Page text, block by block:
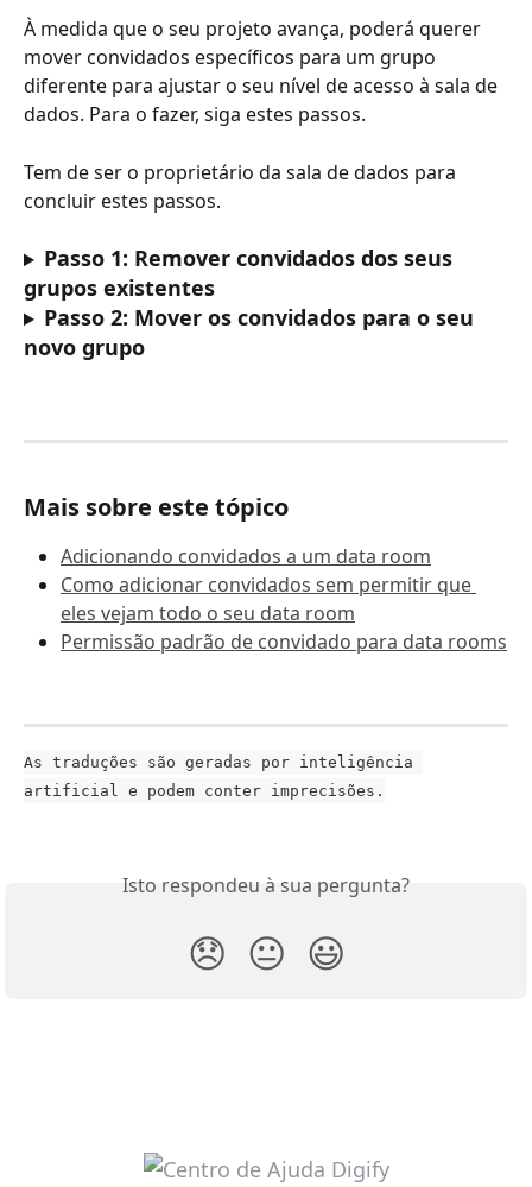
À medida que o seu projeto avança, poderá querer
mover convidados específicos para um grupo
diferente para ajustar o seu nível de acesso à sala de
dados. Para o fazer, siga estes passos.
Tem de ser o proprietário da sala de dados para
concluir estes passos.
Passo 1: Remover convidados dos seus
grupos existentes
Passo 2: Mover os convidados para o seu
novo grupo
Mais sobre este tópico
Adicionando convidados a um data room
Como adicionar convidados sem permitir que
eles vejam todo o seu data room
Permissão padrão de convidado para data rooms
As traduções são geradas por inteligência
artificial e podem conter imprecisões.
Isto respondeu à sua pergunta?
😞 😐 😃